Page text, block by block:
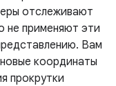
отслеживают
не применяют эти
Вам
координаты
прокрутки